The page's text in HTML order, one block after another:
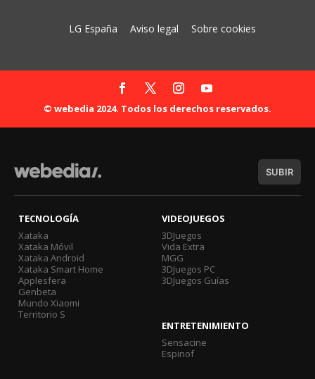
LG España Aviso legal Sobre cookies
© webedia 2024. Todos los derechos reservados.
SUBIR
TECNOLOGÍA
Xataka
Xataka Móvil
Xataka Android
Xataka Smart Home
Applesfera
Genbeta
Mundo Xiaomi
Territorio S
VIDEOJUEGOS
3DJuegos
Vida Extra
MGG
3DJuegos PC
3DJuegos Guías
ENTRETENIMIENTO
Sensacine
Espinof